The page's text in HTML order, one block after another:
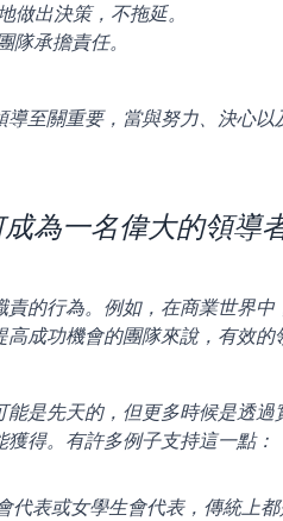
做出決策，不拖延。
隊承擔責任。
導至關重要，當與努力、決心
成為一名偉大的領導
責的行為。例如，在商業世界
成功機會的團隊來說，有效的
能是先天的，但更多時候是透
得。有許多例子支持這一點：
代表或女學生會代表，傳統上